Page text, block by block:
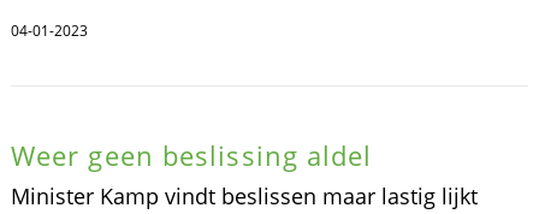
04-01-2023
Weer geen beslissing aldel
Minister Kamp vindt beslissen maar lastig lijkt